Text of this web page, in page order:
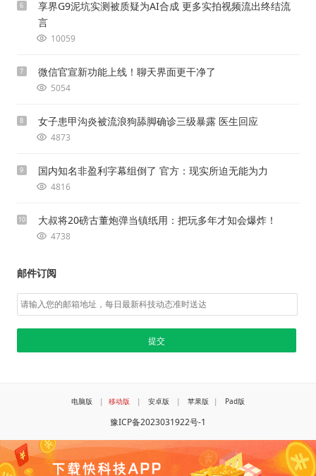
6
享界G9泥坑实测被质疑为AI合成 更多实拍视频流出终结流
言
10059
7 微信官宣新功能上线！聊天界面更干净了
5054
8 女子患甲沟炎被流浪狗舔脚确诊三级暴露 医生回应
4873
9 国内知名非盈利字幕组倒了 官方：现实所迫无能为力
4816
10 大叔将20磅古董炮弹当镇纸用：把玩多年才知会爆炸！
4738
邮件订阅
电脑版 | 移动版 | 安卓版 | 苹果版 | Pad版
豫ICP备2023031922号-1